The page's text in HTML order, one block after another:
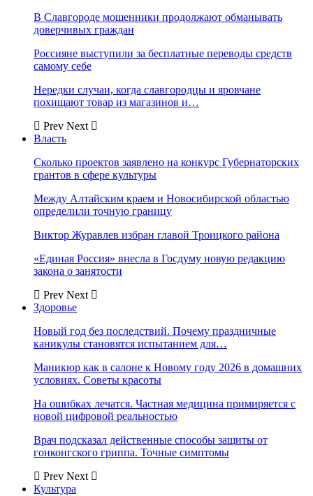
В Славгороде мошенники продолжают обманывать
доверчивых граждан
Россияне выступили за бесплатные переводы средств
самому себе
Нередки случаи, когда славгородцы и яровчане
похищают товар из магазинов и…
Prev Next
Власть
Сколько проектов заявлено на конкурс Губернаторских
грантов в сфере культуры
Между Алтайским краем и Новосибирской областью
определили точную границу
Виктор Журавлев избран главой Троицкого района
«Единая Россия» внесла в Госдуму новую редакцию
закона о занятости
Prev Next
Здоровье
Новый год без последствий. Почему праздничные
каникулы становятся испытанием для…
Маникюр как в салоне к Новому году 2026 в домашних
условиях. Советы красоты
На ошибках лечатся. Частная медицина примиряется с
новой цифровой реальностью
Врач подсказал действенные способы защиты от
гонконгского гриппа. Точные симптомы
Prev Next
Культура